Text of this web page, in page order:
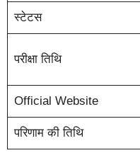
स्टेटस
परीक्षा तिथि
Official Website
परिणाम की तिथि